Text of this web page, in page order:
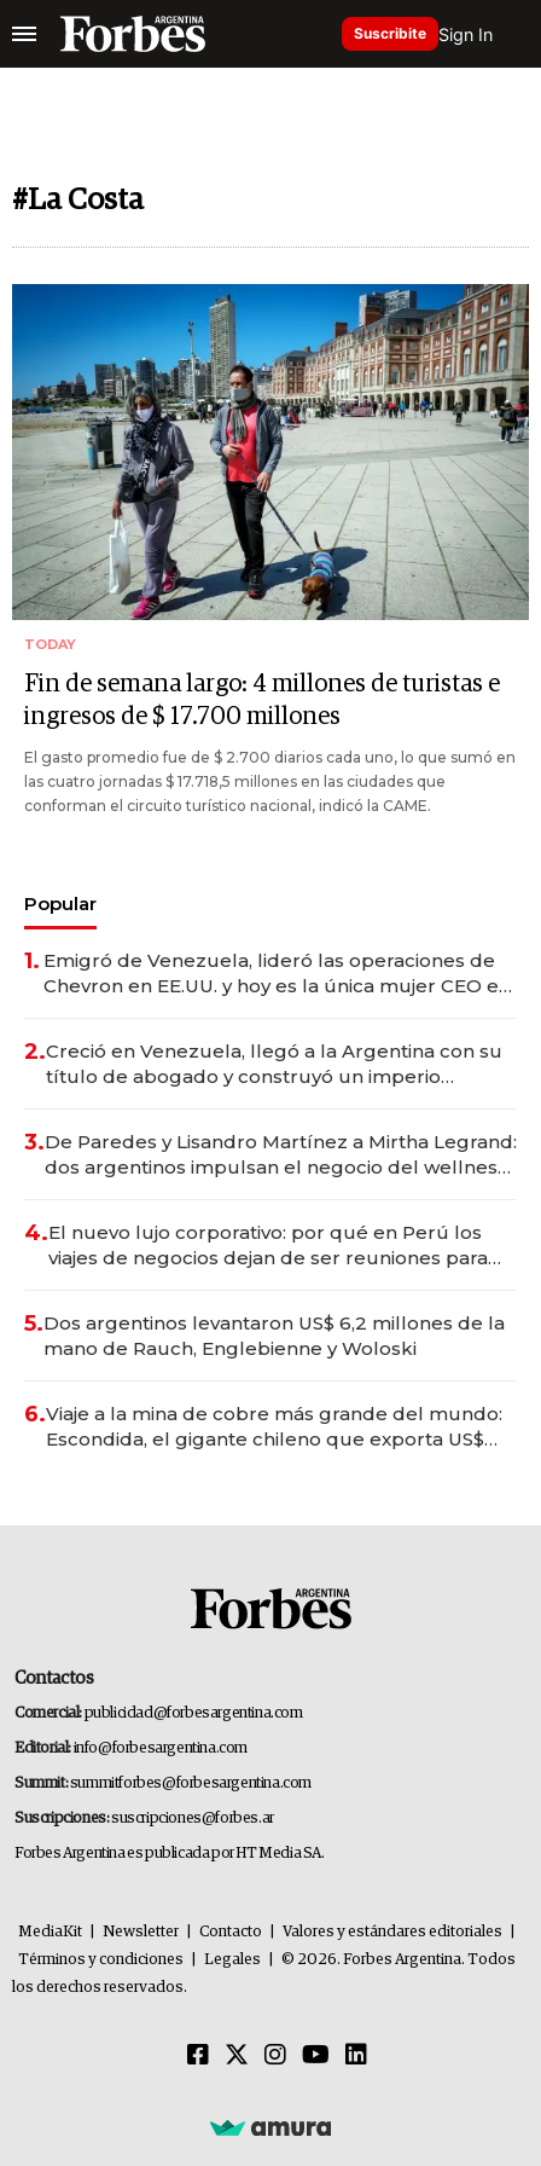
Suscribite Sign In
#La Costa
TODAY
Fin de semana largo: 4 millones de turistas e
ingresos de $ 17.700 millones
El gasto promedio fue de $ 2.700 diarios cada uno, lo que sumó en
las cuatro jornadas $ 17.718,5 millones en las ciudades que
conforman el circuito turístico nacional, indicó la CAME.
Popular
1. Emigró de Venezuela, lideró las operaciones de
Chevron en EE.UU. y hoy es la única mujer CEO en
2.Creció en Venezuela, llegó a la Argentina con su
título de abogado y construyó un imperio
3.De Paredes y Lisandro Martínez a Mirtha Legrand:
dos argentinos impulsan el negocio del wellness
4.El nuevo lujo corporativo: por qué en Perú los
viajes de negocios dejan de ser reuniones para
5.Dos argentinos levantaron US$ 6,2 millones de la
mano de Rauch, Englebienne y Woloski
6.Viaje a la mina de cobre más grande del mundo:
Escondida, el gigante chileno que exporta US$
Contactos
Comercial:publicidad@forbesargentina.com
Editorial:info@forbesargentina.com
Summit:summitforbes@forbesargentina.com
Suscripciones:suscripciones@forbes.ar
Forbes Argentina es publicada por HT Media SA.
MediaKit Newsletter Contacto Valores y estándares editoriales
Términos y condiciones
Legales
© 2026. Forbes Argentina. Todos
los derechos reservados.